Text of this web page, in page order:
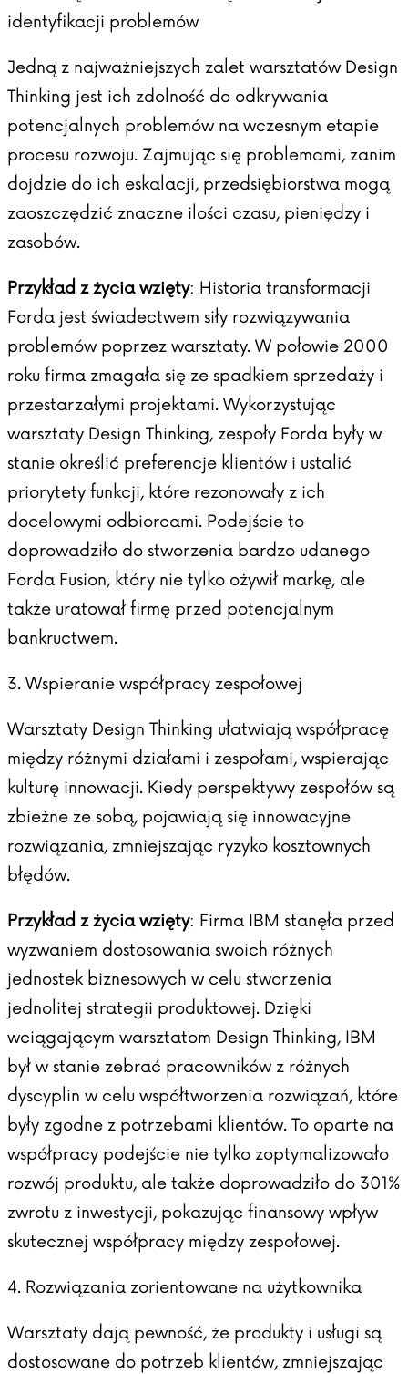
identyfikacji problemów
Jedną z najważniejszych zalet warsztatów Design
Thinking jest ich zdolność do odkrywania
potencjalnych problemów na wczesnym etapie
procesu rozwoju. Zajmując się problemami, zanim
dojdzie do ich eskalacji, przedsiębiorstwa mogą
zaoszczędzić znaczne ilości czasu, pieniędzy i
zasobów.
Przykład z życia wzięty: Historia transformacji
Forda jest świadectwem siły rozwiązywania
problemów poprzez warsztaty. W połowie 2000
roku firma zmagała się ze spadkiem sprzedaży i
przestarzałymi projektami. Wykorzystując
warsztaty Design Thinking, zespoły Forda były w
stanie określić preferencje klientów i ustalić
priorytety funkcji, które rezonowały z ich
docelowymi odbiorcami. Podejście to
doprowadziło do stworzenia bardzo udanego
Forda Fusion, który nie tylko ożywił markę, ale
także uratował firmę przed potencjalnym
bankructwem.
3. Wspieranie współpracy zespołowej
Warsztaty Design Thinking ułatwiają współpracę
między różnymi działami i zespołami, wspierając
kulturę innowacji. Kiedy perspektywy zespołów są
zbieżne ze sobą, pojawiają się innowacyjne
rozwiązania, zmniejszając ryzyko kosztownych
błędów.
Przykład z życia wzięty: Firma IBM stanęła przed
wyzwaniem dostosowania swoich różnych
jednostek biznesowych w celu stworzenia
jednolitej strategii produktowej. Dzięki
wciągającym warsztatom Design Thinking, IBM
był w stanie zebrać pracowników z różnych
dyscyplin w celu współtworzenia rozwiązań, które
były zgodne z potrzebami klientów. To oparte na
współpracy podejście nie tylko zoptymalizowało
rozwój produktu, ale także doprowadziło do 301%
zwrotu z inwestycji, pokazując finansowy wpływ
skutecznej współpracy między zespołowej.
4. Rozwiązania zorientowane na użytkownika
Warsztaty dają pewność, że produkty i usługi są
dostosowane do potrzeb klientów, zmniejszając